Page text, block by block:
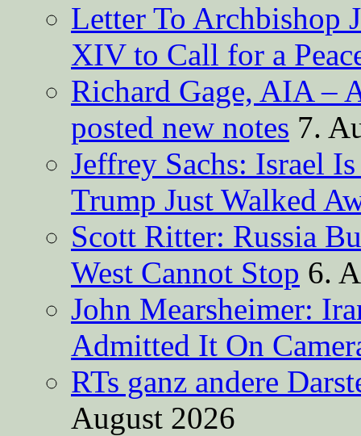
Letter To Archbishop
XIV to Call for a
Richard Gage, AIA –
posted new notes 7.
Jeffrey Sachs: Israel
Trump Just Walked
Scott Ritter: Russia
West Cannot Stop 6.
John Mearsheimer:
Admitted It On
RTs ganz andere
August 2026